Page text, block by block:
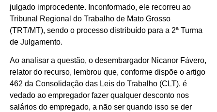
julgado improcedente. Inconformado, ele recorreu ao
Tribunal Regional do Trabalho de Mato Grosso
(TRT/MT), sendo o processo distribuído para a 2ª Turma
de Julgamento.
Ao analisar a questão, o desembargador Nicanor Fávero,
relator do recurso, lembrou que, conforme dispõe o artigo
462 da Consolidação das Leis do Trabalho (CLT), é
vedado ao empregador fazer qualquer desconto nos
salários do empregado, a não ser quando isso se der